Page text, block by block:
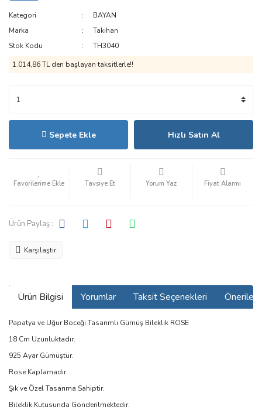
Kategori
BAYAN
Marka
Takıhan
Stok Kodu
TH3040
1.014,86 TL den başlayan taksitlerle!!
Sepete Ekle Hızlı Satın Al
Tavsiye Et Yorum Yaz Fiyat Alarmı
Ürün Paylaş :
Karşılaştır
Ürün Bilgisi Yorumlar Taksit Seçenekleri
Papatya ve Uğur Böceği Tasarımlı Gümüş Bileklik ROSE
18 Cm Uzunluktadır.
925 Ayar Gümüştür.
Rose Kaplamadır.
Şık ve Özel Tasarıma Sahiptir.
Bileklik Kutusunda Gönderilmektedir.